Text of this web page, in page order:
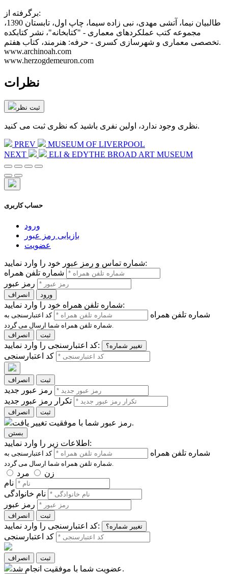
برگرفته از:
طالبیان نیما، آتشی مهدی، نبی زاده سیما، چاپ اول، تابستان 1390،
مجموعه کتب عملکردهای معماری - "کتابخانه"، نشر کتابکده
تخصصی معماری و شهرسازی کسری - حرفه: هنرمند، کتاب هفتم.
www.archinoah.com
www.herzogdemeuron.com
نظرات
ثبت نظر
نظری وجود ندارد، اولین نفری باشید که نظری ثبت می کنید.
PREV
MUSEUM OF LIVERPOOL
NEXT
ELI & EDYTHE BROAD ART MUSEUM
حساب کاربری
ورود
بازیابی رمز عبور
عضویت
شماره تماس و رمز عبور خود را وارد نمایید:
شماره تلفن همراه
رمز عبور
انصراف ورود
شماره تلفن همراه خود را وارد نمایید:
شماره تلفن همراه
کد اعتبارسنجی به
شماره تلفن همراه شما ارسال می گردد.
انصراف
ثبت
کد اعتبارسنجی را وارد نمایید: تغییر شماره؟
کد اعتبارسنجی
انصراف ثبت
رمز عبور جدید
تکرار رمز عبور جدید
انصراف ثبت
رمز عبور شما با موفقیت تغییر یافت.
بستن
اطلاعات زیر را وارد نمایید:
شماره تلفن همراه
کد اعتبارسنجی به
شماره تلفن همراه شما ارسال می گردد.
زن
مرد
نام
نام خانوادگی
رمز عبور
انصراف ثبت
کد اعتبارسنجی را وارد نمایید: تغییر شماره؟
کد اعتبارسنجی
انصراف ثبت
عضویت شما با موفقیت انجام شد.